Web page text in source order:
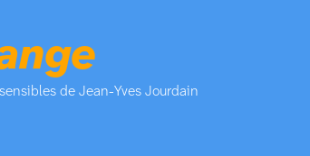
de Jean-Yves Jourdain